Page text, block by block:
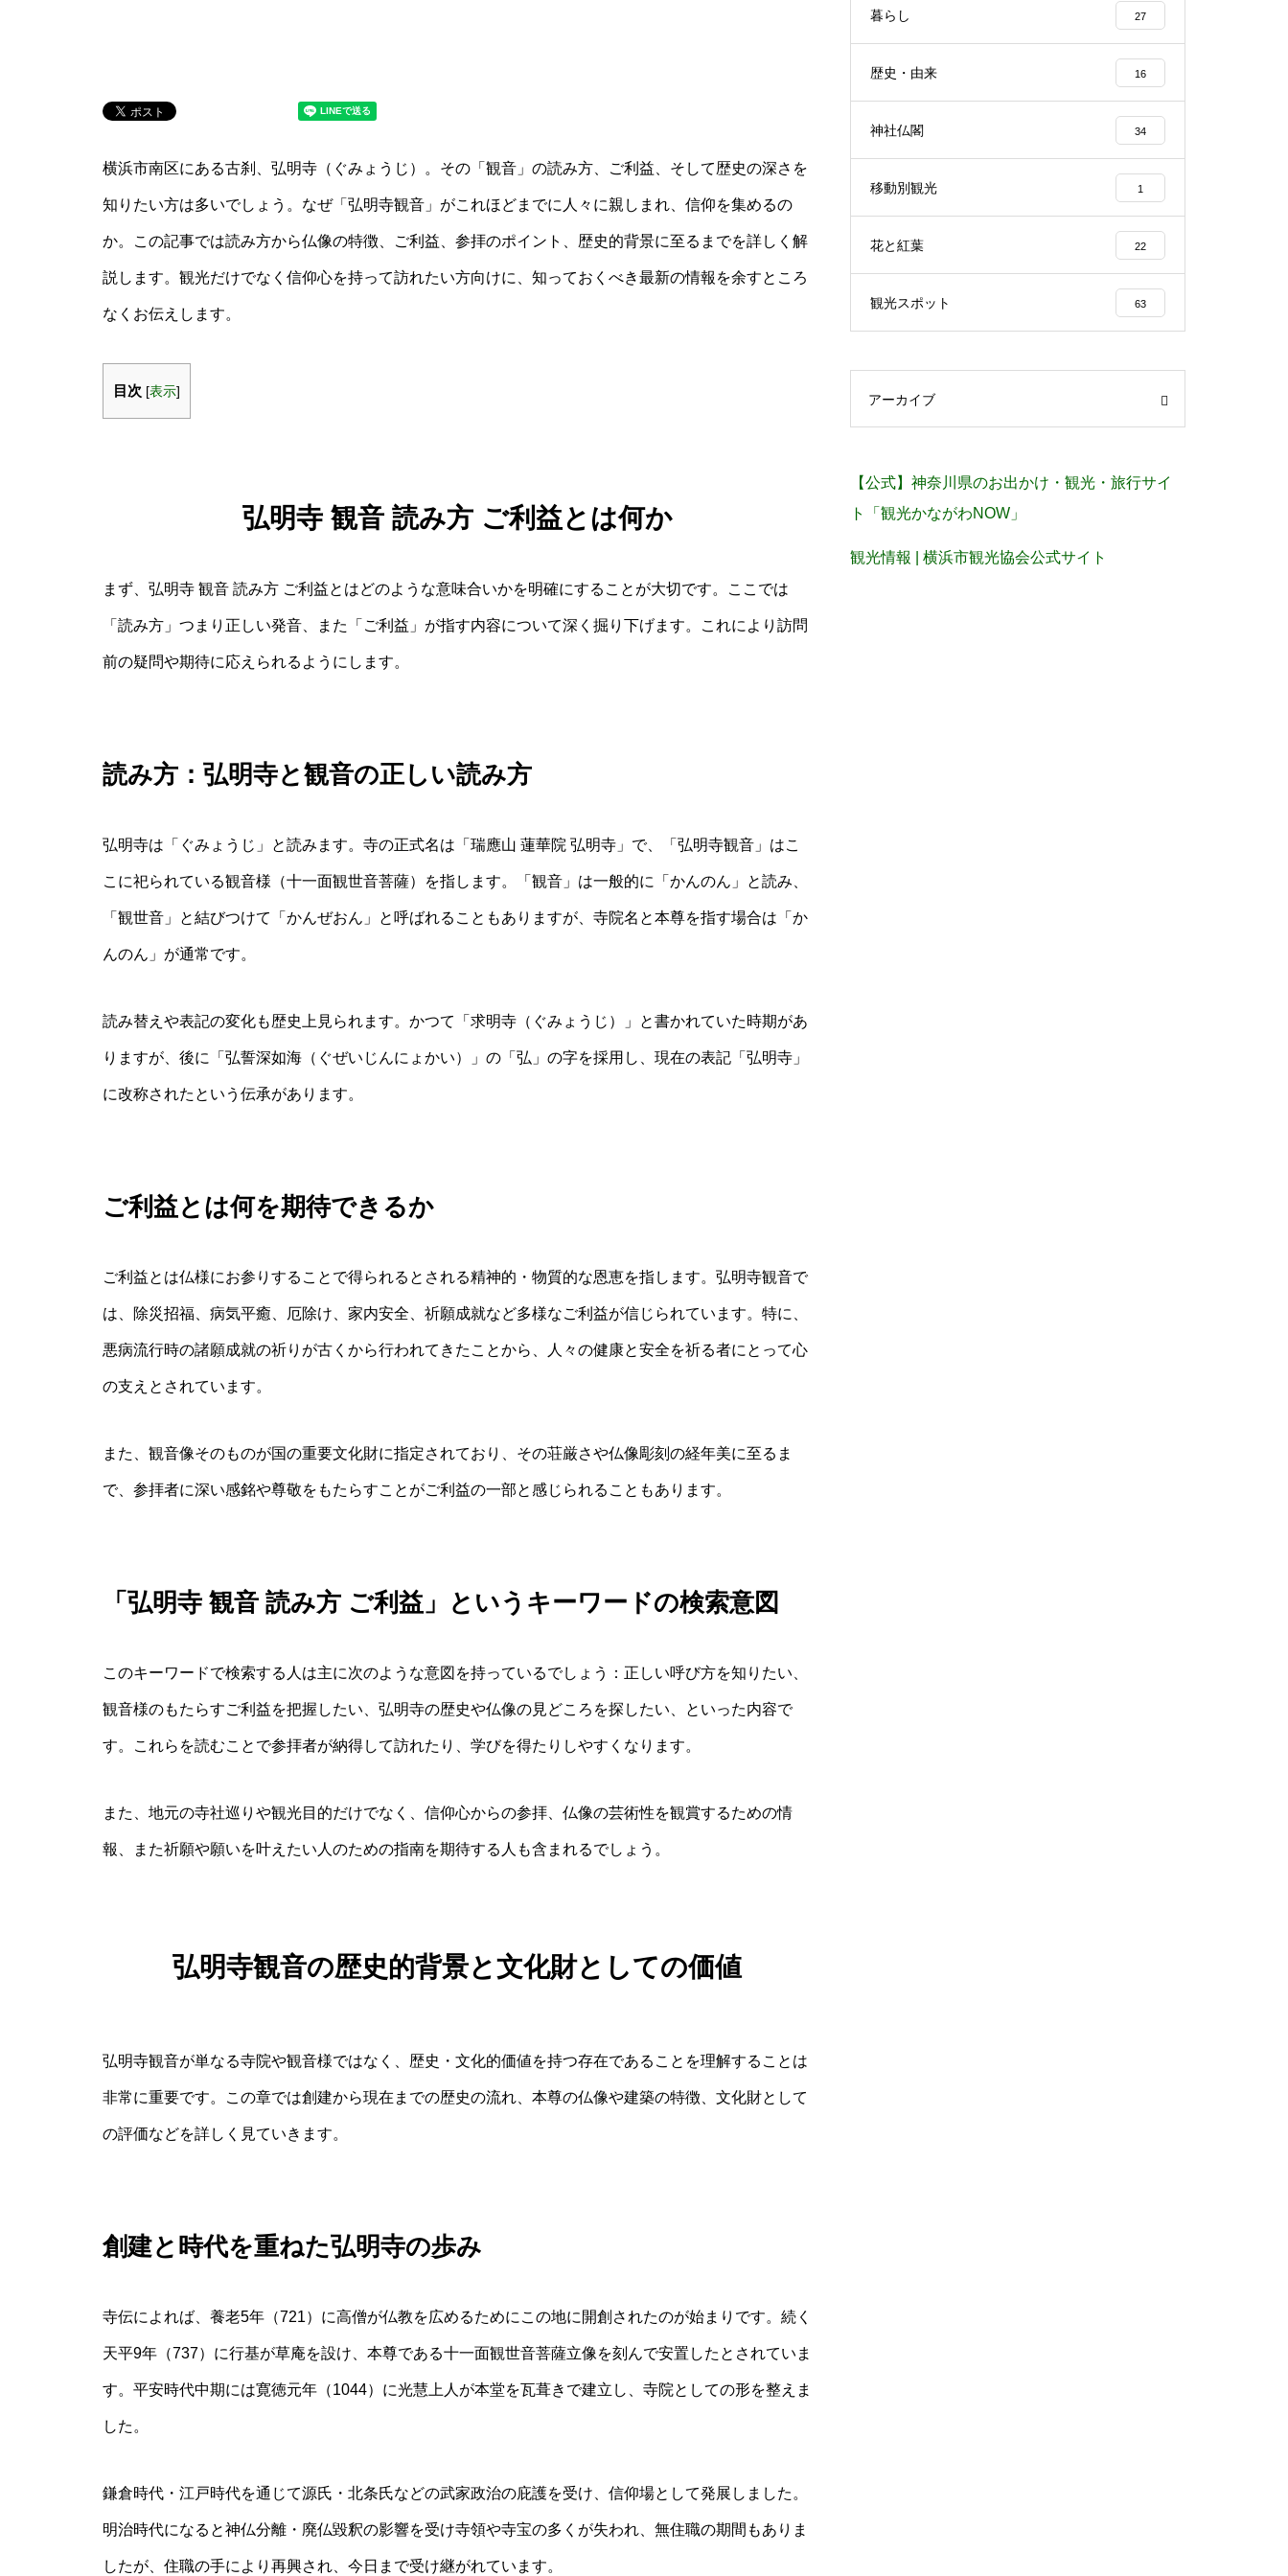
横浜市南区にある古刹、弘明寺（ぐみょうじ）。その「観音」の読み方、ご利益、そして歴史の深さを
知りたい方は多いでしょう。なぜ「弘明寺観音」がこれほどまでに人々に親しまれ、信仰を集めるの
か。この記事では読み方から仏像の特徴、ご利益、参拝のポイント、歴史的背景に至るまでを詳しく解
説します。観光だけでなく信仰心を持って訪れたい方向けに、知っておくべき最新の情報を余すところ
なくお伝えします。
目次 [表示]
弘明寺 観音 読み方 ご利益とは何か
まず、弘明寺 観音 読み方 ご利益とはどのような意味合いかを明確にすることが大切です。ここでは
「読み方」つまり正しい発音、また「ご利益」が指す内容について深く掘り下げます。これにより訪問
前の疑問や期待に応えられるようにします。
読み方：弘明寺と観音の正しい読み方
弘明寺は「ぐみょうじ」と読みます。寺の正式名は「瑞應山 蓮華院 弘明寺」で、「弘明寺観音」はこ
こに祀られている観音様（十一面観世音菩薩）を指します。「観音」は一般的に「かんのん」と読み、
「観世音」と結びつけて「かんぜおん」と呼ばれることもありますが、寺院名と本尊を指す場合は「か
んのん」が通常です。
読み替えや表記の変化も歴史上見られます。かつて「求明寺（ぐみょうじ）」と書かれていた時期があ
りますが、後に「弘誓深如海（ぐぜいじんにょかい）」の「弘」の字を採用し、現在の表記「弘明寺」
に改称されたという伝承があります。
ご利益とは何を期待できるか
ご利益とは仏様にお参りすることで得られるとされる精神的・物質的な恩恵を指します。弘明寺観音で
は、除災招福、病気平癒、厄除け、家内安全、祈願成就など多様なご利益が信じられています。特に、
悪病流行時の諸願成就の祈りが古くから行われてきたことから、人々の健康と安全を祈る者にとって心
の支えとされています。
また、観音像そのものが国の重要文化財に指定されており、その荘厳さや仏像彫刻の経年美に至るま
で、参拝者に深い感銘や尊敬をもたらすことがご利益の一部と感じられることもあります。
「弘明寺 観音 読み方 ご利益」というキーワードの検索意図
このキーワードで検索する人は主に次のような意図を持っているでしょう：正しい呼び方を知りたい、
観音様のもたらすご利益を把握したい、弘明寺の歴史や仏像の見どころを探したい、といった内容で
す。これらを読むことで参拝者が納得して訪れたり、学びを得たりしやすくなります。
また、地元の寺社巡りや観光目的だけでなく、信仰心からの参拝、仏像の芸術性を観賞するための情
報、また祈願や願いを叶えたい人のための指南を期待する人も含まれるでしょう。
弘明寺観音の歴史的背景と文化財としての価値
弘明寺観音が単なる寺院や観音様ではなく、歴史・文化的価値を持つ存在であることを理解することは
非常に重要です。この章では創建から現在までの歴史の流れ、本尊の仏像や建築の特徴、文化財として
の評価などを詳しく見ていきます。
創建と時代を重ねた弘明寺の歩み
寺伝によれば、養老5年（721）に高僧が仏教を広めるためにこの地に開創されたのが始まりです。続く
天平9年（737）に行基が草庵を設け、本尊である十一面観世音菩薩立像を刻んで安置したとされていま
す。平安時代中期には寛徳元年（1044）に光慧上人が本堂を瓦葺きで建立し、寺院としての形を整えま
した。
鎌倉時代・江戸時代を通じて源氏・北条氏などの武家政治の庇護を受け、信仰場として発展しました。
明治時代になると神仏分離・廃仏毀釈の影響を受け寺領や寺宝の多くが失われ、無住職の期間もありま
したが、住職の手により再興され、今日まで受け継がれています。
暮らし 27
歴史・由来 16
神社仏閣 34
移動別観光 1
花と紅葉 22
観光スポット 63
アーカイブ
【公式】神奈川県のお出かけ・観光・旅行サイ
ト「観光かながわNOW」
観光情報 | 横浜市観光協会公式サイト